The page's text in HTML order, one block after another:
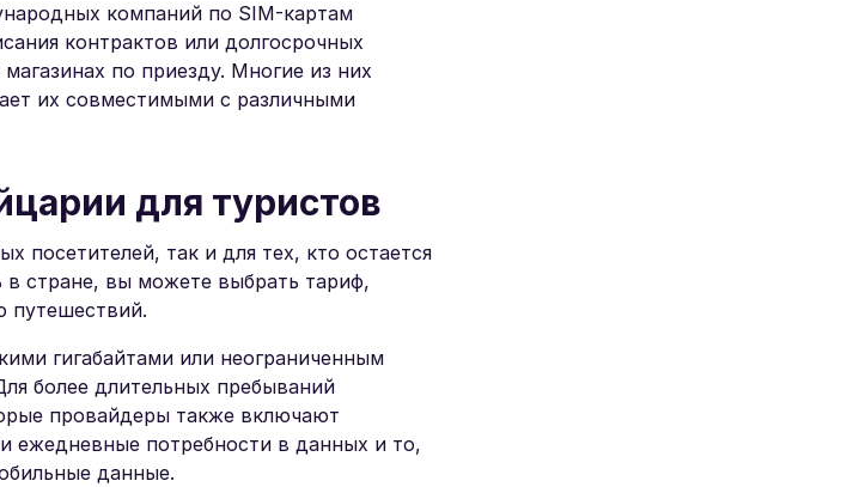
компаний по SIM-картам
контрактов или долгосрочных
по приезду. Многие из них
их совместимыми с различными
для туристов
посетителей, так и для тех, кто остается
в стране, вы можете выбрать тариф,
гигабайтами или неограниченным
более длительных пребываний
провайдеры также включают
ежедневные потребности в данных и то,
данные.